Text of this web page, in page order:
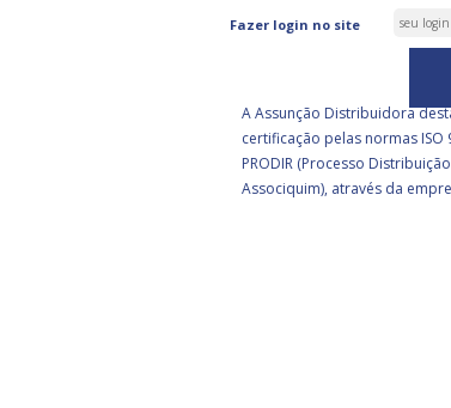
Fazer login no site
ASSUNÇÃO
CERTIFICADA PELA
A Assunção Distribuidora
certificação pelas normas ISO
PRODIR (Processo
Associquim), através da